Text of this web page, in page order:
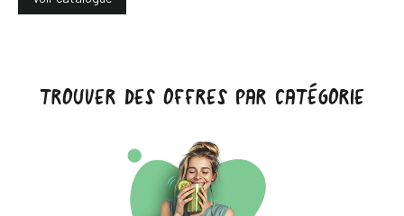
TROUVER DES OFFRES PAR CATÉGORIE